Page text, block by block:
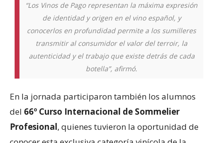
“Los Vinos de Pago representan la máxima expresión
de identidad y origen en el vino español, y
conocerlos en profundidad permite a los sumilleres
transmitir al consumidor el valor del terroir, la
autenticidad y el trabajo que existe detrás de cada
botella”, afirmó.
En la jornada participaron también los alumnos
del 66º Curso Internacional de Sommelier
Profesional, quienes tuvieron la oportunidad de